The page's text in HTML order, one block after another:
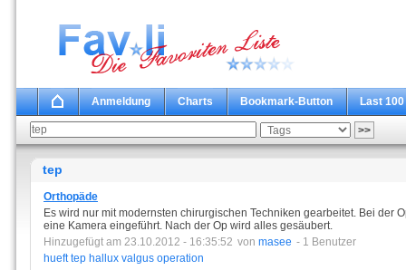
Anmeldung Charts Bookmark-Button Last 100
tep
Orthopäde
Es wird nur mit modernsten chirurgischen Techniken gearbeitet. Bei der
eine Kamera eingeführt. Nach der Op wird alles gesäubert.
Hinzugefügt am 23.10.2012 - 16:35:52 von masee - 1 Benutzer
hueft tep hallux valgus operation